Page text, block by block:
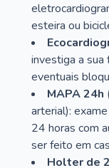
esteira ou
investiga a sua
eventuais
MAPA 24h
arterial):
24 horas com
ser feito em
Holter de